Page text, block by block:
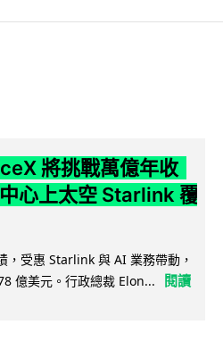
將挑戰萬億年收
心上太空 Starlink 覆
，受惠 Starlink 與 AI 業務帶動，
億美元。行政總裁 Elon...
閱讀